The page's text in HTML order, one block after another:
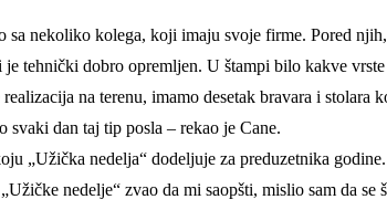
sa nekoliko kolega, koji imaju svoje firme. Pored
tehnički dobro opremljen. U štampi bilo kakve
na terenu, imamo desetak bravara i
dan taj tip posla – rekao je Cane.
„Užička nedelja“ dodeljuje za preduzetnika godine.
nedelje“ zvao da mi saopšti, mislio sam da